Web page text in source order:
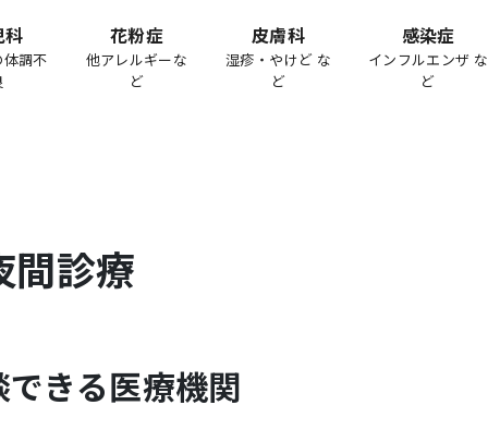
科
調不
花粉症
他アレルギーな
ど
皮膚科
湿疹・やけど な
ど
感染症
インフルエンザ な
ど
間診療
きる医療機関